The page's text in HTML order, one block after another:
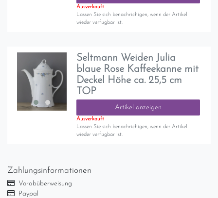
Ausverkauft
Lassen Sie sich benachrichigen, wenn der Artikel
wieder verfügbar ist.
Seltmann Weiden Julia
blaue Rose Kaffeekanne mit
Deckel Höhe ca. 25,5 cm
TOP
Artikel anzeigen
Ausverkauft
Lassen Sie sich benachrichigen, wenn der Artikel
wieder verfügbar ist.
Zahlungsinformationen
Vorabüberweisung
Paypal